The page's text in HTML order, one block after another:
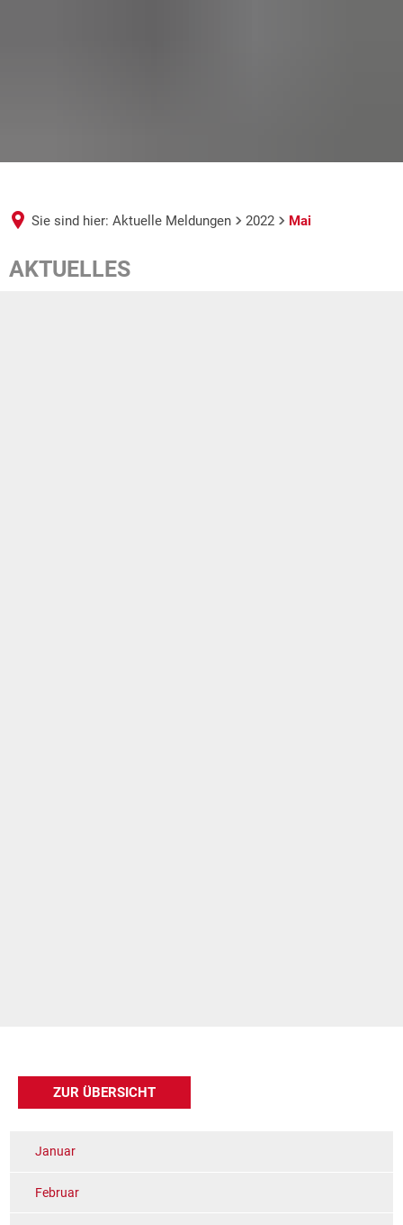
Sie sind hier: Aktuelle Meldungen 2022 Mai
Mai
AKTUELLES
ZUR ÜBERSICHT
Januar
Februar